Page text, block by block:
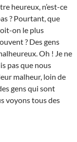
heureux, n’est-ce
? Pourtant, que
on le plus
? Des gens
Oh ! Je ne
pas que nous
malheur, loin de
gens qui sont
voyons tous des